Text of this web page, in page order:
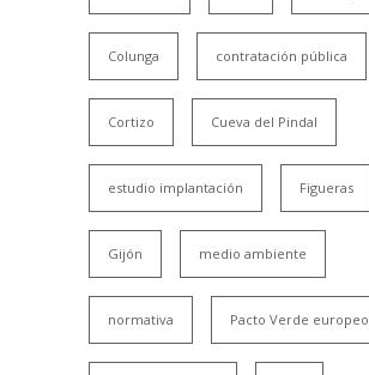
Colunga contratación pública
Cortizo Cueva del Pindal
estudio implantación Figueras
Gijón medio ambiente
normativa Pacto Verde europeo